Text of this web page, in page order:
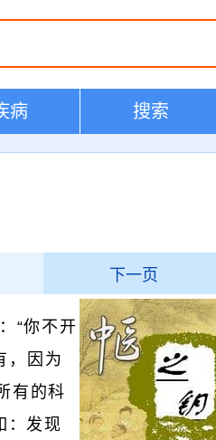
病 搜索
下一页
“你不开
，因为
有的科
：发现